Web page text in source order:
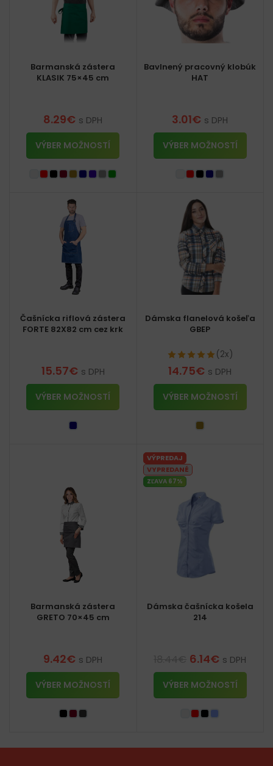
Barmanská zástera
KLASIK 75×45 cm
8.29€ s DPH
VÝBER MOŽNOSTÍ
Bavlnený pracovný klobúk
HAT
3.01€ s DPH
VÝBER MOŽNOSTÍ
Čašnícka riflová zástera
FORTE 82X82 cm cez krk
15.57€ s DPH
VÝBER MOŽNOSTÍ
Dámska flanelová košeľa
GBEP
(2x)
14.75€ s DPH
VÝBER MOŽNOSTÍ
Barmanská zástera
GRETO 70×45 cm
9.42€ s DPH
VÝBER MOŽNOSTÍ
VÝPREDAJ
VYPREDANÉ
ZĽAVA 67%
Dámska čašnícka košela
214
6.14€ s DPH
VÝBER MOŽNOSTÍ